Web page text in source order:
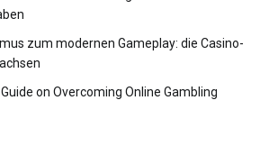
zum modernen Gameplay: die Casino-
on Overcoming Online Gambling